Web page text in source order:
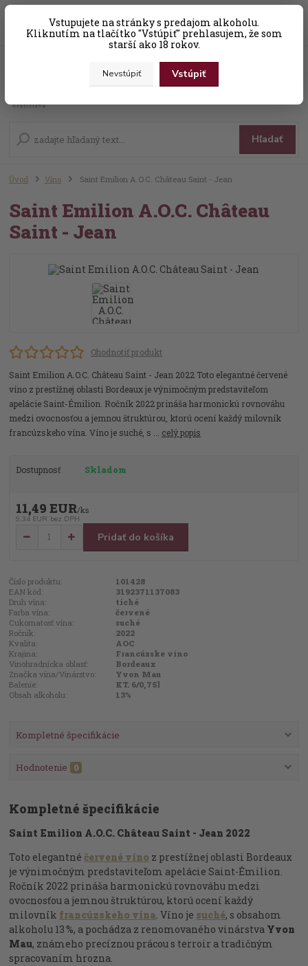
Vstupujete na stránky s predajom alkoholu.
Kliknutím na tlačítko "Vstúpiť" prehlasujem, že som
starší ako 18 rokov.
Nevstúpiť Vstúpiť
Hľadať
+421 (0) 31 56 25 377-8 za0,00 EUR
Úvod Víno Saint Emilion A.O.C. Château Saint - Jean
Saint Emilion A.O.C. Château
Saint - Jean
Ohodnotiť produkt
Saint Emilion A.O.C. Château Saint - Jean 2022 Toto elegantné červené
víno z prestížnej oblasti Bordeaux je výnimočným predstaviteľom
apelácie Saint-Émilion. Ročník 2022 prináša harmonickú rovnováhu
medzi ovocnosťou a jemnou štruktúrou, ktorú ocení každý milovník
francúzskeho vína. Víno je suché, s ... celý popis
Dostupnosť Skladom
11,49 EUR/ks
9,34 EUR bez DPH
Pridať do košíka
Číslo produktu:
101428
EAN kód:
3192371137083
Druh vína:
tiché
Farba vína:
červené
Cukornatosť vína:
suché
Ročník:
2022
Kvalita:
AOC
Krajina:
Francúzske víno
Vinohradnícka oblasť:
Bordeaux
Značka vína/Vinárstvo:
Yvon Mau
Balenie:
KT. 6/0,75l
Obsah alkoholu:
13%
Kompletné špecifikácie
Hodnotenie 0
Kompletné špecifikácie
Saint Emilion A.O.C. Château Saint - Jean 2022
Toto elegantnéčervené víno z prestížnej oblasti Bordeaux
je výnimočným predstaviteľom apelácie Saint-Émilion.
Ročník 2022 prináša harmonickú rovnováhu medzi
ovocnosťou a jemnou štruktúrou, ktorú ocení každý
milovník francúzskeho vína. Víno je suché, s obsahom
alkoholu 13 %, a pochádza z renomovaného vinárstva Yvon
Mau, známeho precíznou prácou s terroir a tradičným
spracovaním hrozna.